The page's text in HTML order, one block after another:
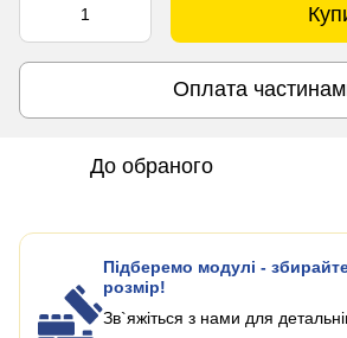
Оплата
До обраного
Підберемо модулі -
розмір!
Зв`яжіться з нами для